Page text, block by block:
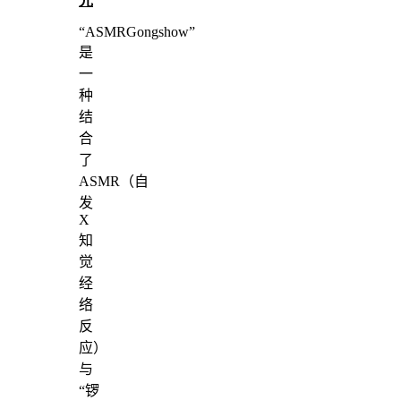
“ASMRGongshow”
是
一
种
结
合
了
ASMR（自
发
X
知
觉
经
络
反
应）
与
“锣